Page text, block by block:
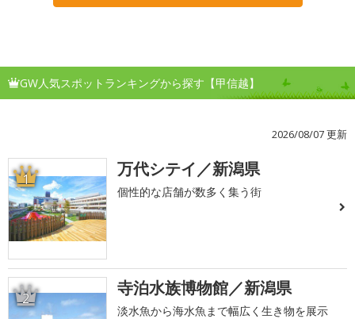
GW人気スポットランキングから探す【甲信越】
2026/08/07 更新
1 万代シテイ／新潟県
個性的な店舗が数多く集う街
2 寺泊水族博物館／新潟県
淡水魚から海水魚まで幅広く生き物を展示